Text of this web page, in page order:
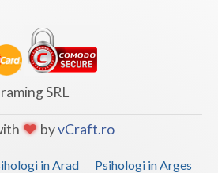
SRL
byvCraft.ro
in Arad
Psihologi in Arges